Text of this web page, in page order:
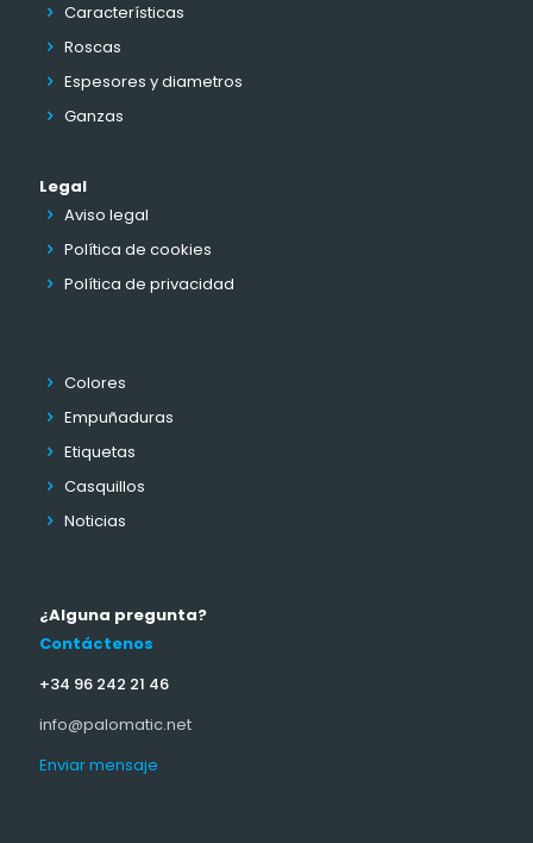
Características
Roscas
Espesores y diametros
Ganzas
Legal
Aviso legal
Política de cookies
Política de privacidad
Colores
Empuñaduras
Etiquetas
Casquillos
Noticias
¿Alguna pregunta?
Contáctenos
+34 96 242 21 46
info@palomatic.net
Enviar mensaje